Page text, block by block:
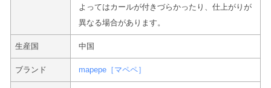
よってはカールが付きづらかったり、仕上がりが
異なる場合があります。
生産国 中国
ブランド mapepe［マペペ］